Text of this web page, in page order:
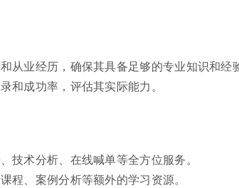
从业经历，确保其具备足够的专业知识和经
和成功率，评估其实际能力。
技术分析、在线喊单等全方位服务。
程、案例分析等额外的学习资源。